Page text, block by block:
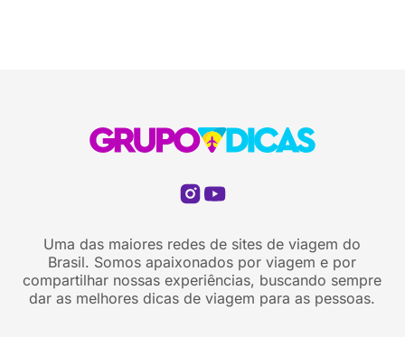
Uma das maiores redes de sites de viagem do
Brasil. Somos apaixonados por viagem e por
compartilhar nossas experiências, buscando sempre
dar as melhores dicas de viagem para as pessoas.